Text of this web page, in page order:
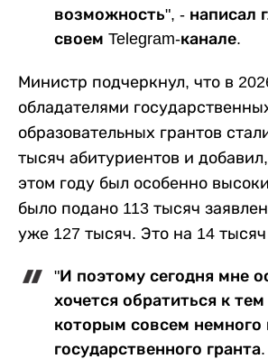
возможность", - написал
своем Telegram-канале.
Министр подчеркнул, что в
обладателями
образовательных грантов
тысяч абитуриентов и
этом году был особенно
было подано 113 тысяч
уже 127 тысяч. Это на 14
"И поэтому сегодня мне
хочется обратиться к
которым совсем немного
государственного гранта.